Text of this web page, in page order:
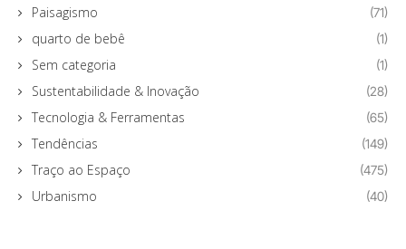
Paisagismo (71)
quarto de bebê (1)
Sem categoria (1)
Sustentabilidade & Inovação (28)
Tecnologia & Ferramentas (65)
Tendências (149)
Traço ao Espaço (475)
Urbanismo (40)